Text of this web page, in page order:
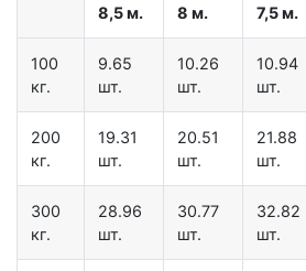
8,5 м. 8 м. 7,5 м.
100
кг.
9.65
шт.
10.26
шт.
10.94
шт.
200
кг.
19.31
шт.
20.51
шт.
21.88
шт.
300
кг.
28.96
шт.
30.77
шт.
32.82
шт.